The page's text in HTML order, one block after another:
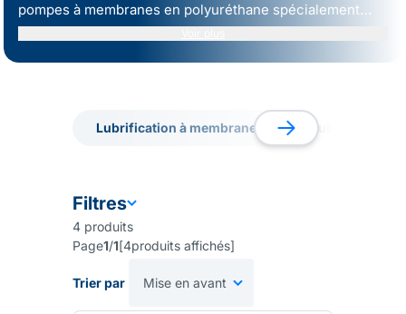
pompes à membranes en polyuréthane spécialement
étudiée pour le transfert d'huiles neuves et une gamme
d'huiles usagées, à vous de choisir celle qui
Lubrification à membranes
Lubrification à membranes
Lubrification
Lubrification
Filtres
4 produits
Page1/1[4produits affichés]
Trier par